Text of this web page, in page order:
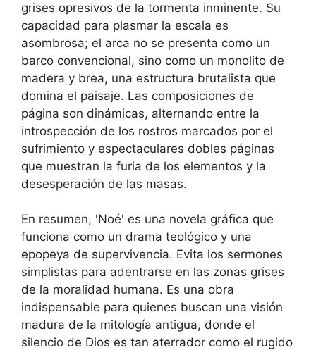
grises opresivos de la tormenta inminente. Su
capacidad para plasmar la escala es
asombrosa; el arca no se presenta como un
barco convencional, sino como un monolito de
madera y brea, una estructura brutalista que
domina el paisaje. Las composiciones de
página son dinámicas, alternando entre la
introspección de los rostros marcados por el
sufrimiento y espectaculares dobles páginas
que muestran la furia de los elementos y la
desesperación de las masas.
En resumen, 'Noé' es una novela gráfica que
funciona como un drama teológico y una
epopeya de supervivencia. Evita los sermones
simplistas para adentrarse en las zonas grises
de la moralidad humana. Es una obra
indispensable para quienes buscan una visión
madura de la mitología antigua, donde el
silencio de Dios es tan aterrador como el rugido